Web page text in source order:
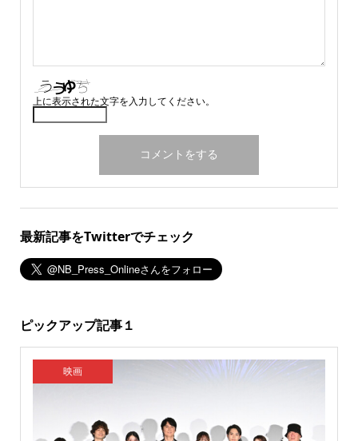
上に表示された文字を入力してください。
最新記事をTwitterでチェック
ピックアップ記事１
映画